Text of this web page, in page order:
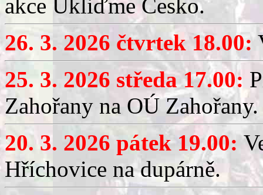
akce Ukliďme Česko.
26. 3. 2026 čtvrtek 18.00:
25. 3. 2026 středa 17.00:
Zahořany na OÚ Zahořany.
20. 3. 2026 pátek 19.00:
Hříchovice na dupárně.